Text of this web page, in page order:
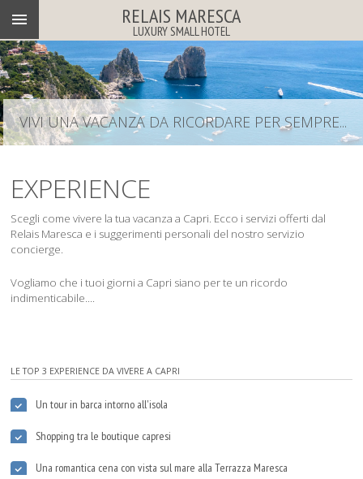
RELAIS MARESCA
LUXURY SMALL HOTEL
VIVI UNA VACANZA DA RICORDARE PER SEMPRE...
EXPERIENCE
Scegli come vivere la tua vacanza a Capri. Ecco i servizi offerti dal
Relais Maresca e i suggerimenti personali del nostro servizio
concierge.
Vogliamo che i tuoi giorni a Capri siano per te un ricordo
indimenticabile....
LE TOP 3 EXPERIENCE DA VIVERE A CAPRI
Un tour in barca intorno all'isola
Shopping tra le boutique capresi
Una romantica cena con vista sul mare alla Terrazza Maresca